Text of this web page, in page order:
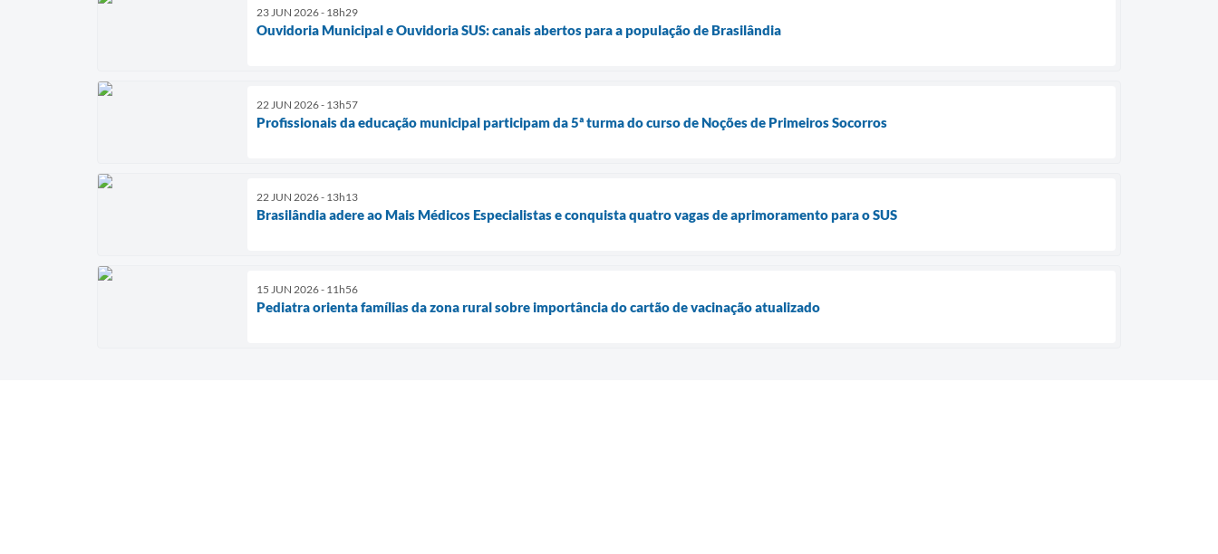
23 JUN 2026 - 18h29
Ouvidoria Municipal e Ouvidoria SUS: canais abertos para a população de Brasilândia
22 JUN 2026 - 13h57
Profissionais da educação municipal participam da 5ª turma do curso de Noções de Primeiros Socorros
22 JUN 2026 - 13h13
Brasilândia adere ao Mais Médicos Especialistas e conquista quatro vagas de aprimoramento para o SUS
15 JUN 2026 - 11h56
Pediatra orienta famílias da zona rural sobre importância do cartão de vacinação atualizado